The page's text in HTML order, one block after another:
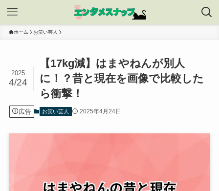
ホーム お笑い芸人
【17kg減】はまやねんが別人
に！？昔と現在を画像で比較した
ら衝撃！
2025
4/24
広告 お笑い芸人 2025年4月24日